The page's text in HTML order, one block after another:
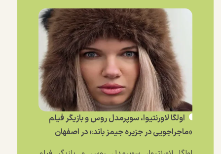
اولگا لاورنتیوا، سوپرمدل روس و بازیگر فیلم
«ماجراجویی در جزیره جیمز باند» در اصفهان